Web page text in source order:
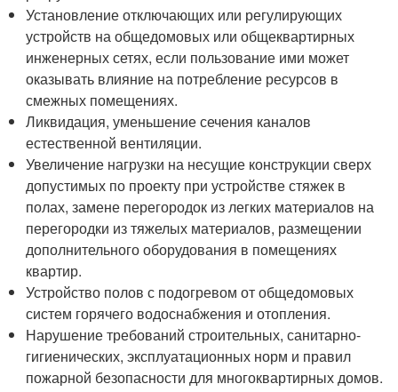
Установление отключающих или регулирующих
устройств на общедомовых или общеквартирных
инженерных сетях, если пользование ими может
оказывать влияние на потребление ресурсов в
смежных помещениях.
Ликвидация, уменьшение сечения каналов
естественной вентиляции.
Увеличение нагрузки на несущие конструкции сверх
допустимых по проекту при устройстве стяжек в
полах, замене перегородок из легких материалов на
перегородки из тяжелых материалов, размещении
дополнительного оборудования в помещениях
квартир.
Устройство полов с подогревом от общедомовых
систем горячего водоснабжения и отопления.
Нарушение требований строительных, санитарно-
гигиенических, эксплуатационных норм и правил
пожарной безопасности для многоквартирных домов.